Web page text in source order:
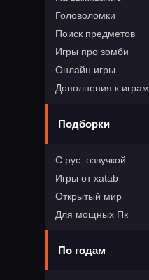
Головоломки
Поиск предметов
Игры про зомби
Онлайн игры
Дополнения к играм
Подборки
С рус. озвучкой
Игры от xatab
Открытый мир
Для мощных Пк
По годам